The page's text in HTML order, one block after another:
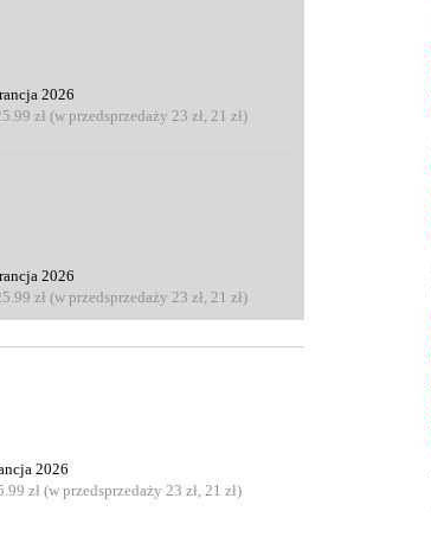
2026
zł (w przedsprzedaży 23 zł, 21 zł)
2026
zł (w przedsprzedaży 23 zł, 21 zł)
2026
zł (w przedsprzedaży 23 zł, 21 zł)